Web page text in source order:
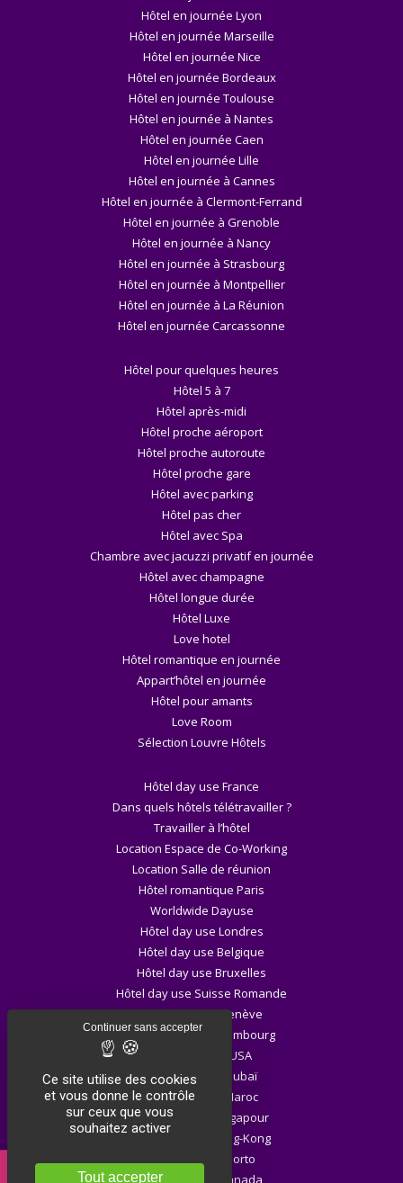
Hôtel en journée Lyon
Hôtel en journée Marseille
Hôtel en journée Nice
Hôtel en journée Bordeaux
Hôtel en journée Toulouse
Hôtel en journée à Nantes
Hôtel en journée Caen
Hôtel en journée Lille
Hôtel en journée à Cannes
Hôtel en journée à Clermont-Ferrand
Hôtel en journée à Grenoble
Hôtel en journée à Nancy
Hôtel en journée à Strasbourg
Hôtel en journée à Montpellier
Hôtel en journée à La Réunion
Hôtel en journée Carcassonne
Hôtel pour quelques heures
Hôtel 5 à 7
Hôtel après-midi
Hôtel proche aéroport
Hôtel proche autoroute
Hôtel proche gare
Hôtel avec parking
Hôtel pas cher
Hôtel avec Spa
Chambre avec jacuzzi privatif en journée
Hôtel avec champagne
Hôtel longue durée
Hôtel Luxe
Love hotel
Hôtel romantique en journée
Appart’hôtel en journée
Hôtel pour amants
Love Room
Sélection Louvre Hôtels
Hôtel day use France
Dans quels hôtels télétravailler ?
Travailler à l’hôtel
Location Espace de Co-Working
Location Salle de réunion
Hôtel romantique Paris
Worldwide Dayuse
Hôtel day use Londres
Hôtel day use Belgique
Hôtel day use Bruxelles
Hôtel day use Suisse Romande
Hôtel day use Genève
Hôtel day use Luxembourg
Hôtel day use USA
Hôtel day use Dubaï
Hôtel day use Maroc
Hôtel day use Singapour
Hôtel day use Hong-Kong
Hôtel day use Porto
Hôtel day use Canada
Ce site utilise des cookies
et vous donne le contrôle
sur ceux que vous
souhaitez activer
Tout accepter
Continuer sans accepter